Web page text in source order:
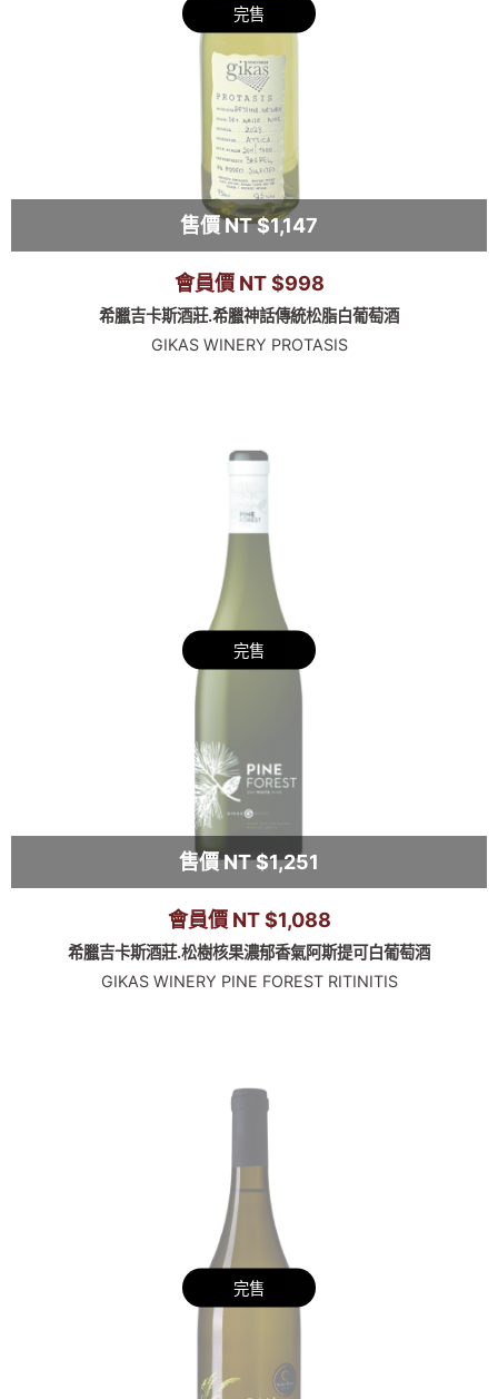
完售
售價 NT $1,147
會員價 NT $998
希臘吉卡斯酒莊.希臘神話傳統松脂白葡萄酒
GIKAS WINERY PROTASIS
完售
售價 NT $1,251
會員價 NT $1,088
希臘吉卡斯酒莊.松樹核果濃郁香氣阿斯提可白葡萄酒
GIKAS WINERY PINE FOREST RITINITIS
完售